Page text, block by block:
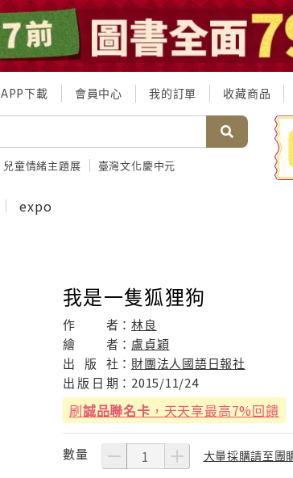
APP下載 會員中心 我的訂單 收藏商品
兒童情緒主題展 臺灣文化慶中元
expo
我是一隻狐狸狗
作 者：林良
繪
者： 盧貞穎
出
版 社： 財團法人國語日報社
出 版 日 期： 2015/11/24
刷誠品聯名卡 ，天天享最高7%回饋
數量 大量採購請至團